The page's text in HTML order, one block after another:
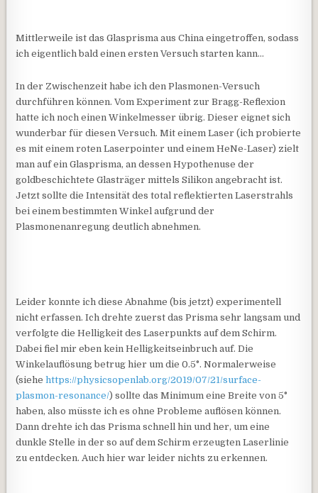
Mittlerweile ist das Glasprisma aus China eingetroffen, sodass
ich eigentlich bald einen ersten Versuch starten kann…
In der Zwischenzeit habe ich den Plasmonen-Versuch
durchführen können. Vom Experiment zur Bragg-Reflexion
hatte ich noch einen Winkelmesser übrig. Dieser eignet sich
wunderbar für diesen Versuch. Mit einem Laser (ich probierte
es mit einem roten Laserpointer und einem HeNe-Laser) zielt
man auf ein Glasprisma, an dessen Hypothenuse der
goldbeschichtete Glasträger mittels Silikon angebracht ist.
Jetzt sollte die Intensität des total reflektierten Laserstrahls
bei einem bestimmten Winkel aufgrund der
Plasmonenanregung deutlich abnehmen.
Leider konnte ich diese Abnahme (bis jetzt) experimentell
nicht erfassen. Ich drehte zuerst das Prisma sehr langsam und
verfolgte die Helligkeit des Laserpunkts auf dem Schirm.
Dabei fiel mir eben kein Helligkeitseinbruch auf. Die
Winkelauflösung betrug hier um die 0.5°. Normalerweise
(siehehttps://physicsopenlab.org/2019/07/21/surface-
plasmon-resonance/) sollte das Minimum eine Breite von 5°
haben, also müsste ich es ohne Probleme auflösen können.
Dann drehte ich das Prisma schnell hin und her, um eine
dunkle Stelle in der so auf dem Schirm erzeugten Laserlinie
zu entdecken. Auch hier war leider nichts zu erkennen.